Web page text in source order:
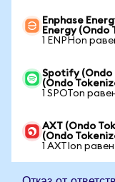
Enphase
Energy (Ondo
1 ENPHon
Spotify (Ondo
(Ondo
1 SPOTon
AXT (Ondo
(Ondo
1 AXTIon